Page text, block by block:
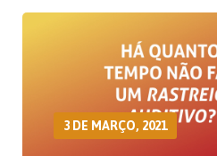
3 DE MARÇO, 2021